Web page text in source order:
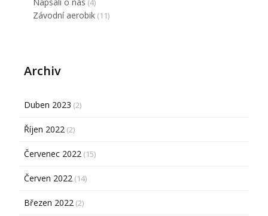
(4)
Závodní aerobik (11)
Archiv
Duben 2023 (2)
Říjen 2022 (2)
Červenec 2022 (15)
Červen 2022 (14)
Březen 2022 (2)